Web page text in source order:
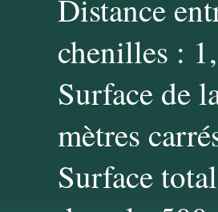
Distance
chenilles :
Surface de
mètres
Surface